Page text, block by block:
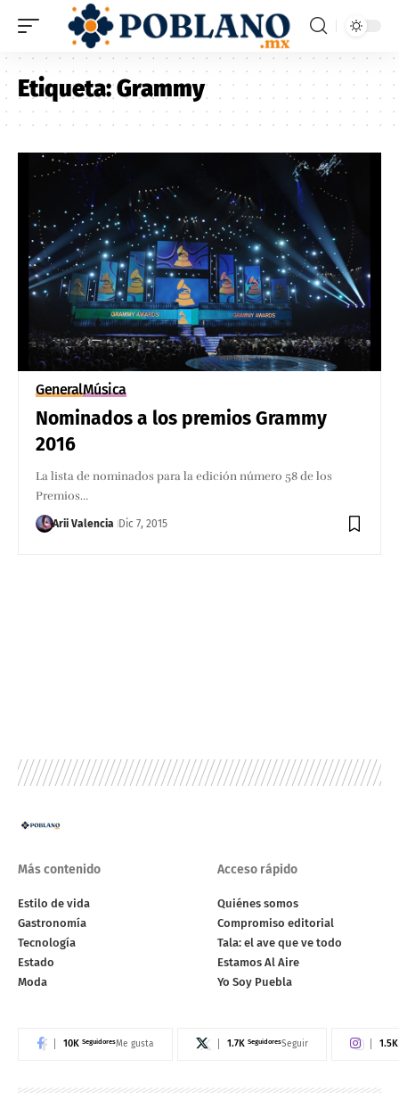
Etiqueta:Grammy
GeneralMúsica
Nominados a los premios Grammy
2016
La lista de nominados para la edición número 58 de los
Premios…
Arii Valencia Dic 7, 2015
Más contenido
Estilo de vida
Gastronomía
Tecnología
Estado
Moda
Acceso rápido
Quiénes somos
Compromiso editorial
Tala: el ave que ve todo
Estamos Al Aire
Yo Soy Puebla
10K SeguidoresMe gusta 1.7K SeguidoresSeguir 1.5K